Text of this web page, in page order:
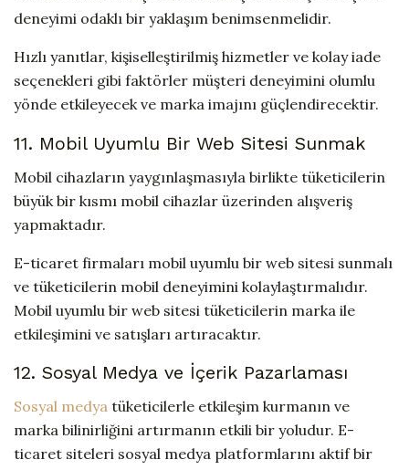
deneyimi odaklı bir yaklaşım benimsenmelidir.
Hızlı yanıtlar, kişiselleştirilmiş hizmetler ve kolay iade
seçenekleri gibi faktörler müşteri deneyimini olumlu
yönde etkileyecek ve marka imajını güçlendirecektir.
11. Mobil Uyumlu Bir Web Sitesi Sunmak
Mobil cihazların yaygınlaşmasıyla birlikte tüketicilerin
büyük bir kısmı mobil cihazlar üzerinden alışveriş
yapmaktadır.
E-ticaret firmaları mobil uyumlu bir web sitesi sunmalı
ve tüketicilerin mobil deneyimini kolaylaştırmalıdır.
Mobil uyumlu bir web sitesi tüketicilerin marka ile
etkileşimini ve satışları artıracaktır.
12. Sosyal Medya ve İçerik Pazarlaması
Sosyal medya tüketicilerle etkileşim kurmanın ve
marka bilinirliğini artırmanın etkili bir yoludur. E-
ticaret siteleri sosyal medya platformlarını aktif bir